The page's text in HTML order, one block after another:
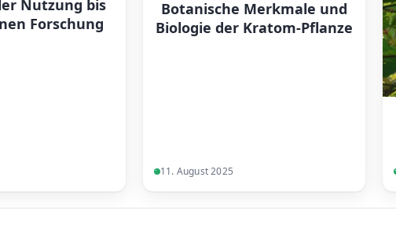
Nutzung bis
Forschung
Botanische Merkmale und
Biologie der Kratom-Pflanze
11. August 2025